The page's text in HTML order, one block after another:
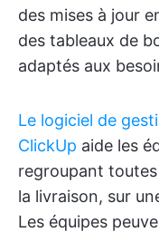
des mises à jour
des tableaux de
adaptés aux
Le logiciel de
ClickUp aide les
regroupant
la livraison, sur
Les équipes